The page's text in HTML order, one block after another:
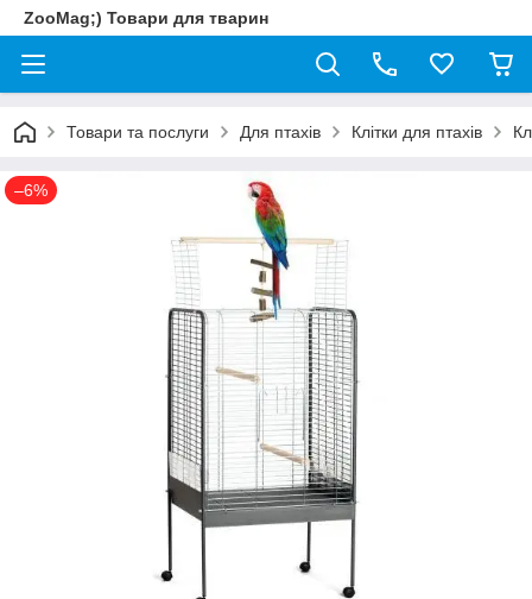
ZooMag;) Товари для тварин
Товари та послуги Для птахів Клітки для птахів
–6%